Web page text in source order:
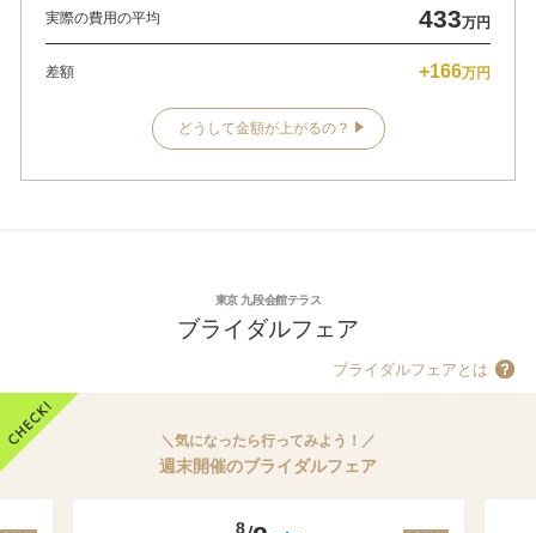
実際の費用の平均 433万円
差額 +166万円
どうして金額が上がるの？
東京 九段会館テラス
ブライダルフェア
ブライダルフェアとは
＼気になったら行ってみよう！／
週末開催のブライダルフェア
8